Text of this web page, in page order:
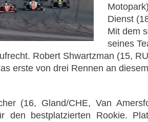
Dienst
Mit dem
seines
Robert Shwartzman (15,
erste von drei Rennen an
(16, Gland/CHE, Van
den bestplatzierten Rookie.